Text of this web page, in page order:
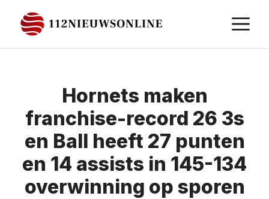
naar
de
Hornets maken
franchise-record 26 3s
en Ball heeft 27 punten
en 14 assists in 145-134
overwinning op sporen